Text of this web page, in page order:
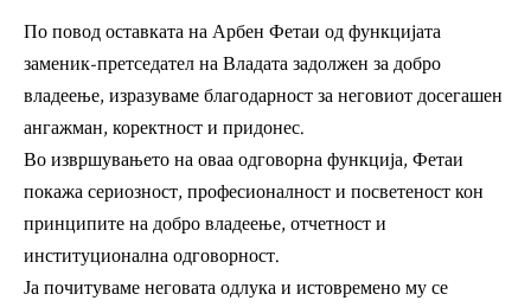
По повод оставката на Арбен Фетаи од функцијата
заменик-претседател на Владата задолжен за добро
владеење, изразуваме благодарност за неговиот досегашен
ангажман, коректност и придонес.
Во извршувањето на оваа одговорна функција, Фетаи
покажа сериозност, професионалност и посветеност кон
принципите на добро владеење, отчетност и
институционална одговорност.
Ја почитуваме неговата одлука и истовремено му се